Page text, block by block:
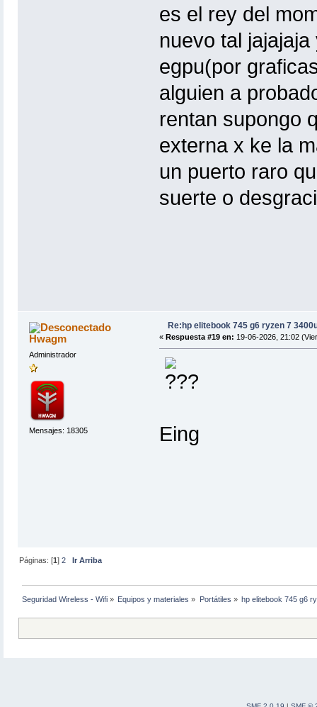
es el rey del
nuevo tal
egpu(por
alguien a
rentan supongo
externa x ke la
un puerto raro
suerte o
Hwagm
Administrador
Mensajes: 18305
Re:hp elitebook 745 g6 ryzen 7
« Respuesta #19 en: 19-06-2026, 21:02
Eing
Páginas: [1]2 Ir Arriba
Seguridad Wireless - Wifi » Equipos y materiales » Portátiles » hp elitebook 745 g6